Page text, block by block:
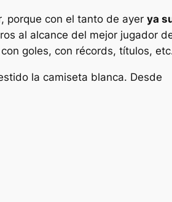
porque con el tanto de ayer ya
al alcance del mejor jugador
goles, con récords, títulos,
la camiseta blanca. Desde